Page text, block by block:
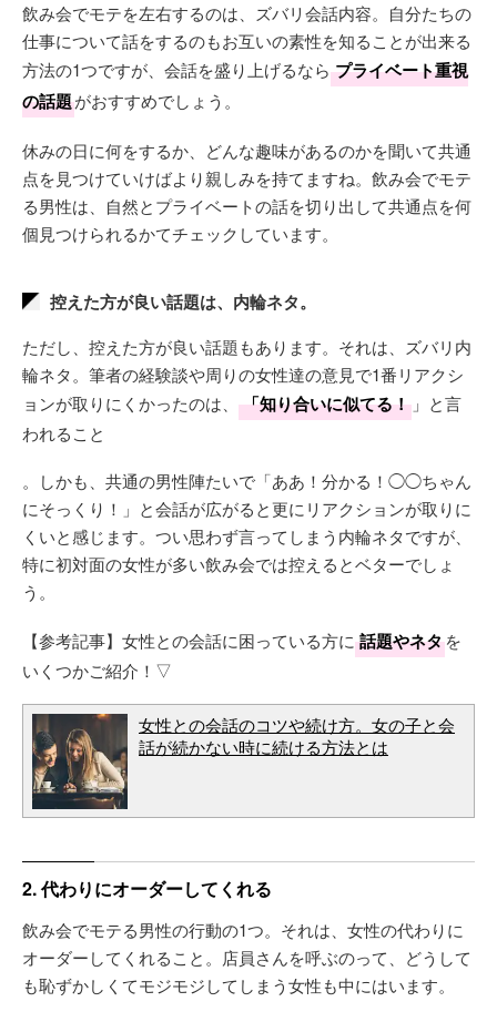
飲み会でモテを左右するのは、ズバリ会話内容。自分たちの
仕事について話をするのもお互いの素性を知ることが出来る
方法の1つですが、会話を盛り上げるなら プライベート重視
の話題がおすすめでしょう。
休みの日に何をするか、どんな趣味があるのかを聞いて共通
点を見つけていけばより親しみを持てますね。飲み会でモテ
る男性は、自然とプライベートの話を切り出して共通点を何
個見つけられるかてチェックしています。
控えた方が良い話題は、内輪ネタ。
ただし、控えた方が良い話題もあります。それは、ズバリ内
輪ネタ。筆者の経験談や周りの女性達の意見で1番リアクシ
ョンが取りにくかったのは、
「知り合いに似てる！ 」と言
われること
。しかも、共通の男性陣たいで「ああ！分かる！◯◯ちゃん
にそっくり！」と会話が広がると更にリアクションが取りに
くいと感じます。つい思わず言ってしまう内輪ネタですが、
特に初対面の女性が多い飲み会では控えるとベターでしょ
う。
【参考記事】女性との会話に困っている方に 話題やネタを
いくつかご紹介！▽
女性との会話のコツや続け方。女の子と会
話が続かない時に続ける方法とは
2. 代わりにオーダーしてくれる
飲み会でモテる男性の行動の1つ。それは、女性の代わりに
オーダーしてくれること。店員さんを呼ぶのって、どうして
も恥ずかしくてモジモジしてしまう女性も中にはいます。